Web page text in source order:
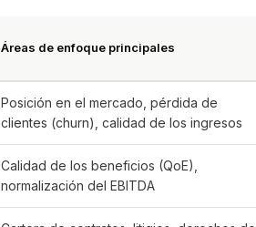
Áreas de enfoque principales
Posición en el mercado, pérdida de
clientes (churn), calidad de los ingresos
Calidad de los beneficios (QoE),
normalización del EBITDA